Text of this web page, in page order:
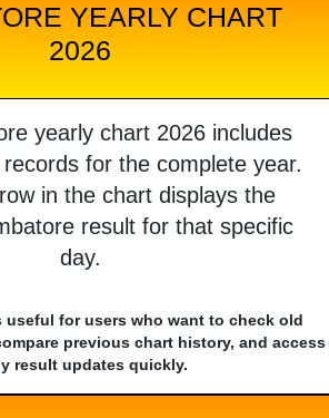
YEARLY CHART
2026
yearly chart 2026 includes
for the complete year.
in the chart displays the
result for that specific
day.
useful for users who want to check old
previous chart history, and access
result updates quickly.